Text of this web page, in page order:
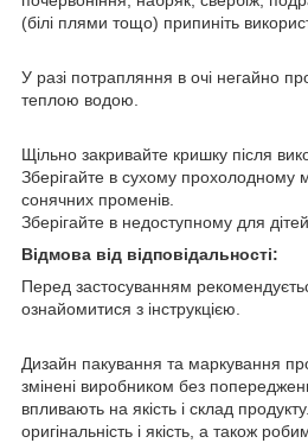
(білі плями тощо) припиніть
У разі потрапляння в очі негайно
теплою водою.
Щільно закривайте кришку після
Зберігайте в сухому прохолодному
сонячних променів.
Зберігайте в недоступному для дітей
Відмова від відповідальності:
Перед застосуванням
ознайомитися з інструкцією.
Дизайн пакування та маркування
змінені виробником без
впливають на якість і склад
оригінальність і якість, а також